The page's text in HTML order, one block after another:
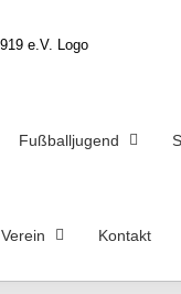
Fußballjugend
Verein Kontakt